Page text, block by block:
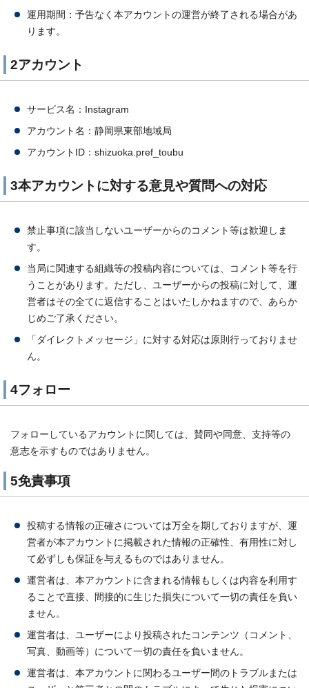
運用期間：予告なく本アカウントの運営が終了される場合があ
ります。
2アカウント
サービス名：Instagram
アカウント名：静岡県東部地域局
アカウントID：shizuoka.pref_toubu
3本アカウントに対する意見や質問への対応
禁止事項に該当しないユーザーからのコメント等は歓迎しま
す。
当局に関連する組織等の投稿内容については、コメント等を行
うことがあります。ただし、ユーザーからの投稿に対して、運
営者はその全てに返信することはいたしかねますので、あらか
じめご了承ください。
「ダイレクトメッセージ」に対する対応は原則行っておりませ
ん。
4フォロー
フォローしているアカウントに関しては、賛同や同意、支持等の
意志を示すものではありません。
5免責事項
投稿する情報の正確さについては万全を期しておりますが、運
営者が本アカウントに掲載された情報の正確性、有用性に対し
て必ずしも保証を与えるものではありません。
運営者は、本アカウントに含まれる情報もしくは内容を利用す
ることで直接、間接的に生じた損失について一切の責任を負い
ません。
運営者は、ユーザーにより投稿されたコンテンツ（コメント、
写真、動画等）について一切の責任を負いません。
運営者は、本アカウントに関わるユーザー間のトラブルまたは